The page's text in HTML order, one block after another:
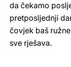
da čekamo
pretposljednji
čovjek baš
sve rješava.